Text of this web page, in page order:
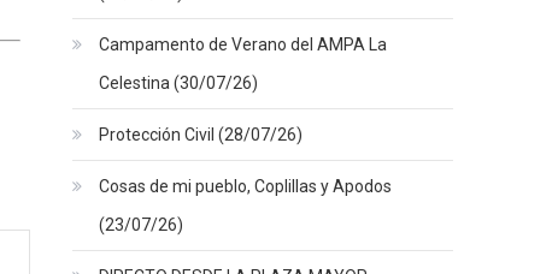
Campamento de Verano del AMPA La
Celestina (30/07/26)
Protección Civil (28/07/26)
Cosas de mi pueblo, Coplillas y Apodos
(23/07/26)